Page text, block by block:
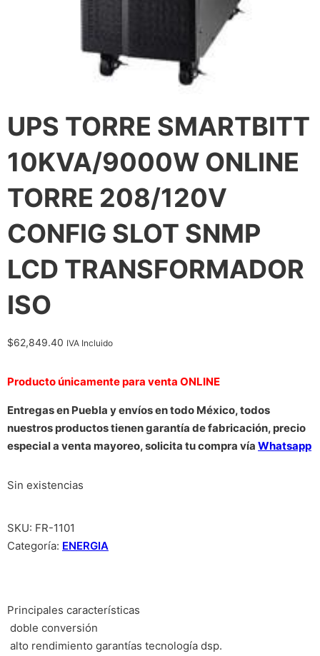
UPS TORRE SMARTBITT
10KVA/9000W ONLINE
TORRE 208/120V
CONFIG SLOT SNMP
LCD TRANSFORMADOR
ISO
$62,849.40 IVA Incluido
Producto únicamente para venta ONLINE
Entregas en Puebla y envíos en todo México, todos
nuestros productos tienen garantía de fabricación, precio
especial a venta mayoreo, solicita tu compra vía Whatsapp
Sin existencias
SKU: FR-1101
Categoría: ENERGIA
Principales características
 doble conversión
 alto rendimiento garantías tecnología dsp.